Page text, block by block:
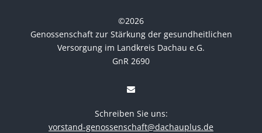
©2026
Genossenschaft zur Stärkung der gesundheitlichen
Versorgung im Landkreis Dachau e.G.
GnR 2690
Schreiben Sie uns:
vorstand-genossenschaft@dachauplus.de